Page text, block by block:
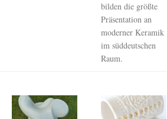
bilden die größte
Präsentation an
moderner Keramik
im süddeutschen
Raum.